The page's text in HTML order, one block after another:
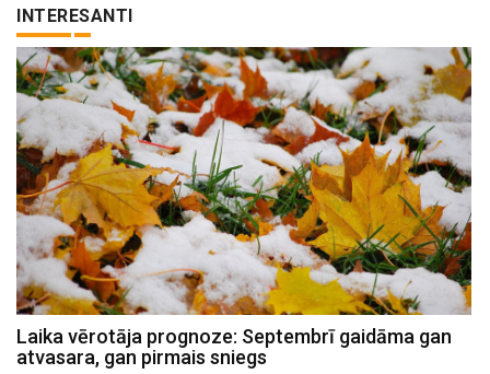
INTERESANTI
Laika vērotāja prognoze: Septembrī gaidāma gan
atvasara, gan pirmais sniegs